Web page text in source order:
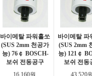
바이메탈 파워홀쏘
(SUS 2mm 천공가
능) 76￠ BOSCH-
보쉬 전동공구
16,160원
바이메탈 파
(SUS 2mm
능) 121￠
보쉬 전동
43,520